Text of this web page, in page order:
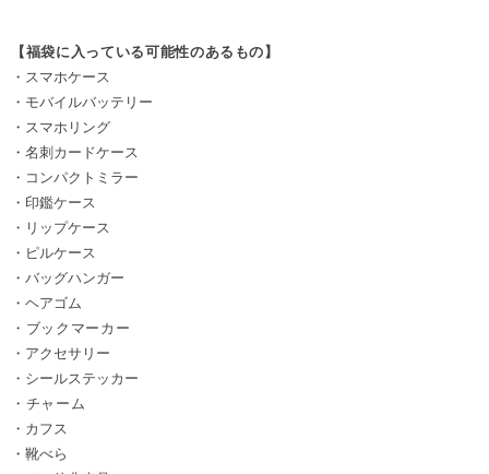
【福袋に入っている可能性のあるもの】
・スマホケース
・モバイルバッテリー
・スマホリング
・名刺カードケース
・コンパクトミラー
・印鑑ケース
・リップケース
・ピルケース
・バッグハンガー
・ヘアゴム
・ブックマーカー
・アクセサリー
・シールステッカー
・チャーム
・カフス
・靴べら